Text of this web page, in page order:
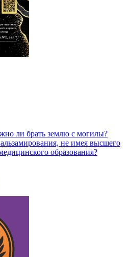
ли брать землю с могилы?
не имея высшего
образования?